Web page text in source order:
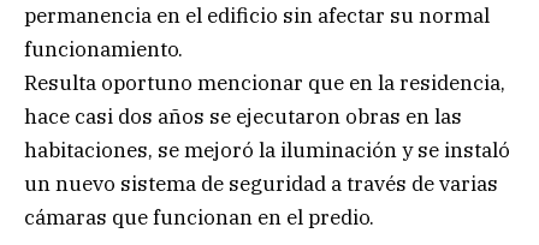
permanencia en el edificio sin afectar su normal
funcionamiento.
Resulta oportuno mencionar que en la residencia,
hace casi dos años se ejecutaron obras en las
habitaciones, se mejoró la iluminación y se instaló
un nuevo sistema de seguridad a través de varias
cámaras que funcionan en el predio.